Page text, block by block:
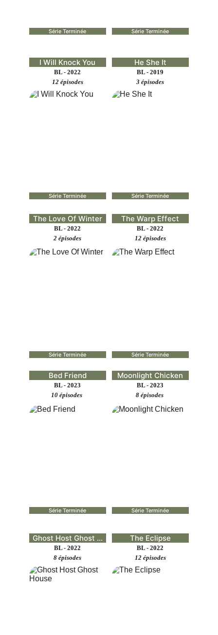
Série Terminée Série Terminée
BL - 2019
3 épisodes
12 épisodes
Série Terminée
I Will Knock You
BL - 2022
He She It
Série Terminée
The Warp Effect
BL - 2022
12 épisodes
Série Terminée
The Love Of Winter
BL - 2022
2 épisodes
Série Terminée
Bed Friend
BL - 2023
10 épisodes
Série Terminée
Moonlight Chicken
BL - 2023
8 épisodes
Série Terminée
BL - 2022
12 épisodes
8 épisodes
Ghost Host Ghost ...
BL - 2022
The Eclipse